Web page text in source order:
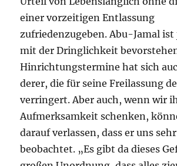
einer vorzeitigen Entlassung
zufriedenzugeben. Abu-Jamal ist
mit der Dringlichkeit
Hinrichtungstermine hat sich
derer, die für seine Freilassung
verringert. Aber auch, wenn wir
Aufmerksamkeit schenken,
darauf verlassen, dass er uns
beobachtet. „Es gibt da dieses